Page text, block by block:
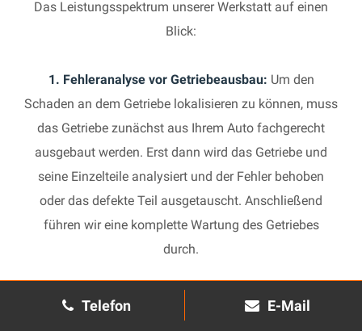
Telefon E-Mail
Das Leistungsspektrum unserer Werkstatt auf einen
Blick:
1. Fehleranalyse vor Getriebeausbau: Um den
Schaden an dem Getriebe lokalisieren zu können, muss
das Getriebe zunächst aus Ihrem Auto fachgerecht
ausgebaut werden. Erst dann wird das Getriebe und
seine Einzelteile analysiert und der Fehler behoben
oder das defekte Teil ausgetauscht. Anschließend
führen wir eine komplette Wartung des Getriebes
durch.
2. Manuelles Getriebe:
Die Reparatur eines komplexen
Schaltgetriebes ist äußerst aufwendig und benötigt